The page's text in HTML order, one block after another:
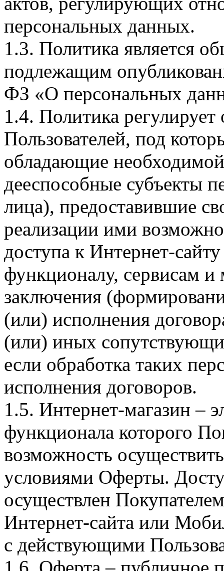
персональных данных.
1.3. Политика является
подлежащим
ФЗ «О персональных
1.4. Политика
Пользователей, под
обладающие
дееспособные субъекты
лица), предоставившие
реализации ими
доступа к Интернет-
функционалу, сервисам и
заключения
(или) исполнения
(или) иных
если обработка таких
исполнения договоров.
1.5. Интернет-магазин –
функционала которого
возможность
условиями Оферты.
осуществлен
Интернет-сайта или
с действующими